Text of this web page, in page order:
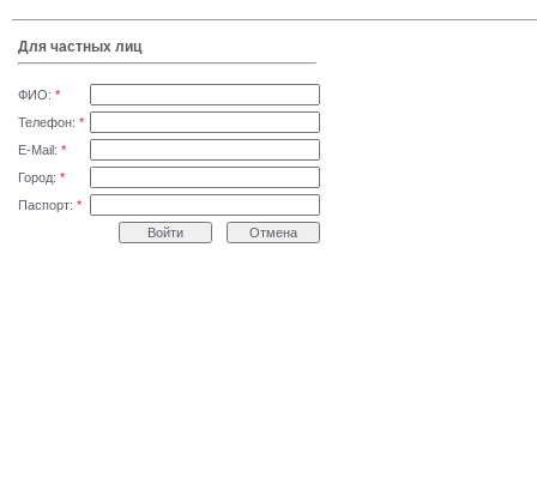
Для частных лиц
ФИО: *
Телефон: *
E-Mail: *
Город: *
Паспорт: *